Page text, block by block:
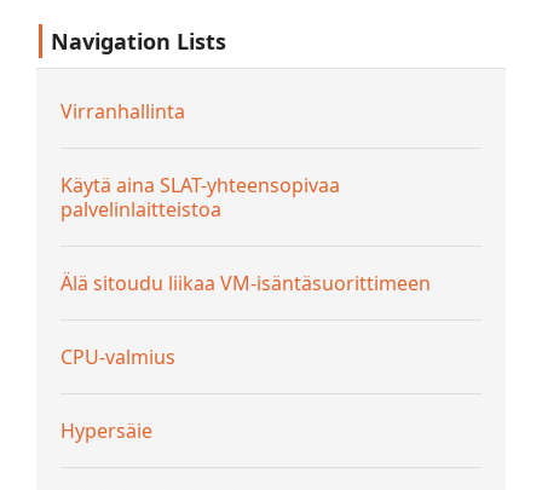
Navigation Lists
Virranhallinta
Käytä aina SLAT-yhteensopivaa
palvelinlaitteistoa
Älä sitoudu liikaa VM-isäntäsuorittimeen
CPU-valmius
Hypersäie